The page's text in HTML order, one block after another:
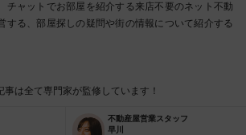
チャットでお部屋を紹介する来店不要のネット不動
する、部屋探しの疑問や街の情報について紹介する
事は全て専門家が監修しています！
不動産屋営業スタッフ
早川